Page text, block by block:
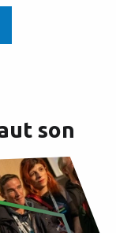
son